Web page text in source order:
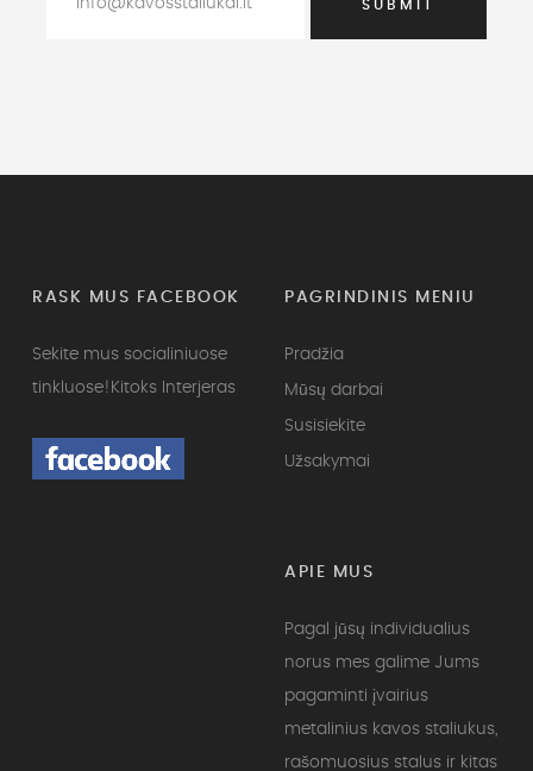
RASK MUS FACEBOOK
Sekite mus socialiniuose
tinkluose! Kitoks Interjeras
PAGRINDINIS MENIU
Pradžia
Mūsų darbai
Susisiekite
Užsakymai
APIE MUS
Pagal jūsų individualius
norus mes galime Jums
pagaminti įvairius
metalinius kavos staliukus,
rašomuosius stalus ir kitas